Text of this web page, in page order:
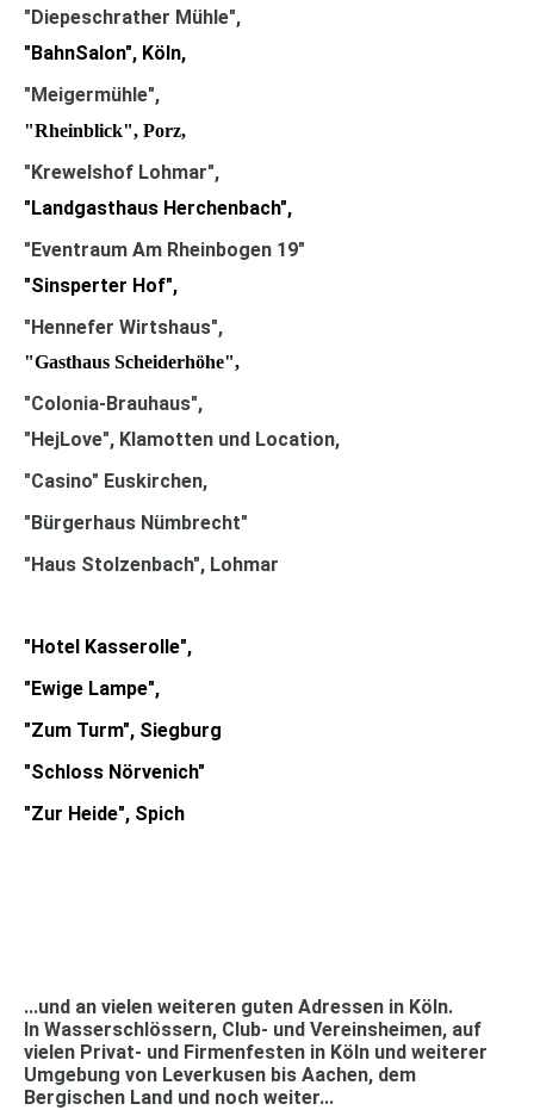
"Diepeschrather Mühle",
"BahnSalon", Köln,
"Meigermühle",
"Rheinblick", Porz,
"Krewelshof Lohmar",
"Landgasthaus Herchenbach",
"Eventraum Am Rheinbogen 19"
"Sinsperter Hof",
"Hennefer Wirtshaus",
"Gasthaus Scheiderhöhe",
"Colonia-Brauhaus",
"HejLove", Klamotten und Location,
"Casino" Euskirchen,
"Bürgerhaus Nümbrecht"
"Haus Stolzenbach", Lohmar
"Hotel Kasserolle",
"Ewige Lampe",
"Zum Turm", Siegburg
"Schloss Nörvenich"
"Zur Heide", Spich
...und an vielen weiteren guten Adressen in Köln.
In Wasserschlössern, Club- und Vereinsheimen, auf
vielen Privat- und Firmenfesten in Köln und weiterer
Umgebung von Leverkusen bis Aachen, dem
Bergischen Land und noch weiter...